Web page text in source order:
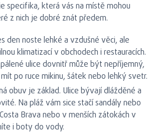
specifika, která vás na místě mohou
z nich je dobré znát předem.
den noste lehké a vzdušné věci, ale
klimatizací v obchodech i restauracích.
ulice dovnitř může být nepříjemný,
po ruce mikinu, šátek nebo lehký svetr.
obuv je základ. Ulice bývají dlážděné a
Na pláž vám sice stačí sandály nebo
Brava nebo v menších zátokách v
i boty do vody.